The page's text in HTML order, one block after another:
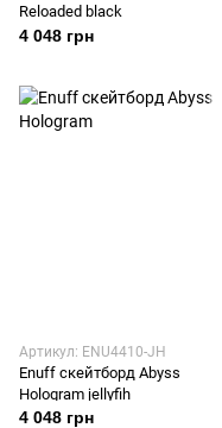
Reloaded black
4 048 грн
Артикул: ENU4410-JH
Enuff скейтборд Abyss
Hologram jellyfih
4 048 грн